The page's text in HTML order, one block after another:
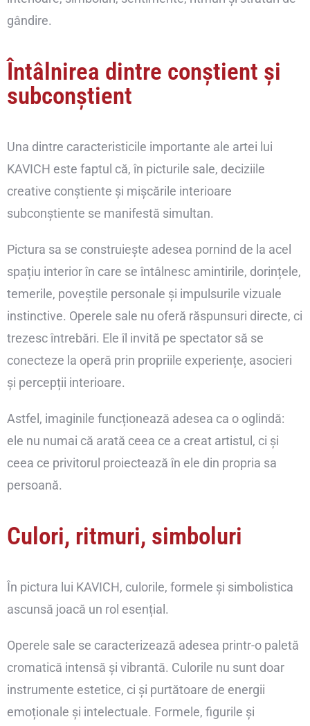
gândire.
Întâlnirea dintre conștient și
subconștient
Una dintre caracteristicile importante ale artei lui
KAVICH este faptul că, în picturile sale, deciziile
creative conștiente și mișcările interioare
subconștiente se manifestă simultan.
Pictura sa se construiește adesea pornind de la acel
spațiu interior în care se întâlnesc amintirile, dorințele,
temerile, poveștile personale și impulsurile vizuale
instinctive. Operele sale nu oferă răspunsuri directe, ci
trezesc întrebări. Ele îl invită pe spectator să se
conecteze la operă prin propriile experiențe, asocieri
și percepții interioare.
Astfel, imaginile funcționează adesea ca o oglindă:
ele nu numai că arată ceea ce a creat artistul, ci și
ceea ce privitorul proiectează în ele din propria sa
persoană.
Culori, ritmuri, simboluri
În pictura lui KAVICH, culorile, formele și simbolistica
ascunsă joacă un rol esențial.
Operele sale se caracterizează adesea printr-o paletă
cromatică intensă și vibrantă. Culorile nu sunt doar
instrumente estetice, ci și purtătoare de energii
emoționale și intelectuale. Formele, figurile și